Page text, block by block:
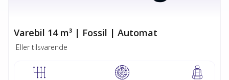
Varebil 14 m³ | Fossil | Automat
Eller tilsvarende